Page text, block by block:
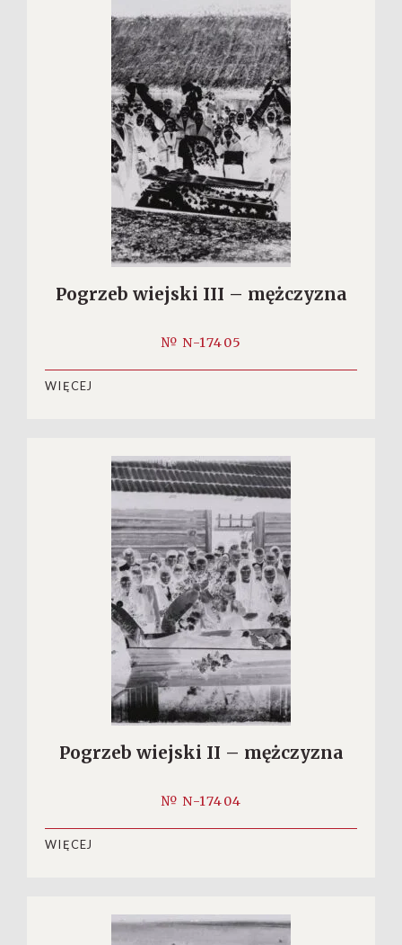
Pogrzeb wiejski III – mężczyzna
№ N-17405
WIĘCEJ
Pogrzeb wiejski II – mężczyzna
№ N-17404
WIĘCEJ